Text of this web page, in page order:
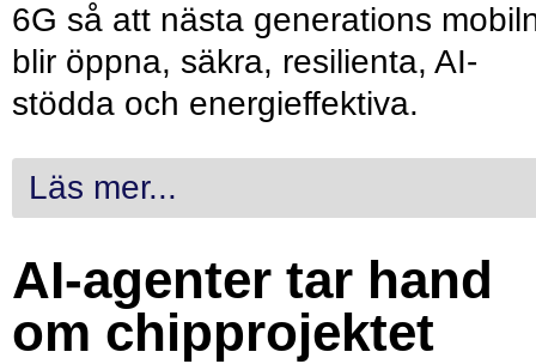
6G så att nästa generations
blir öppna, säkra, resilienta, AI-
stödda och energieffektiva.
Läs mer...
AI-agenter tar hand
om chipprojektet